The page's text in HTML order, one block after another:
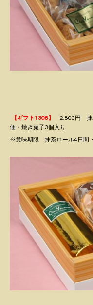
【ギフト1306】
2,800円 抹
個・焼き菓子3個入り
※賞味期限 抹茶ロール4日間